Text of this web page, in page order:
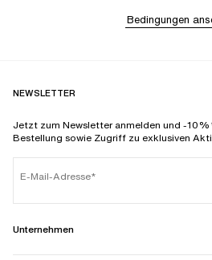
Bedingungen
NEWSLETTER
Jetzt zum Newsletter anmelden und -
Bestellung sowie Zugriff zu exklusiven
E-Mail-Adresse
Unternehmen